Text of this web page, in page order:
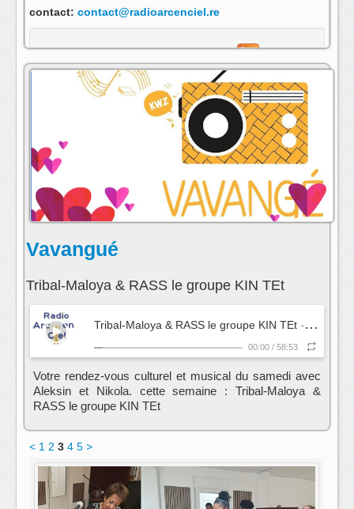
contact: contact@radioarcenciel.re
s'abonner au fil rss de cette emission:
Vavangué
Tribal-Maloya & RASS le groupe KIN TEt
Tribal-Maloya & RASS le groupe KIN TEt - Vavangué
00:00 / 58:53
Votre rendez-vous culturel et musical du samedi avec
Aleksin et Nikola. cette semaine : Tribal-Maloya &
RASS le groupe KIN TEt
< 1 2 3 4 5 >